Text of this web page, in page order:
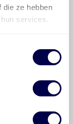
die ze hebben
services.